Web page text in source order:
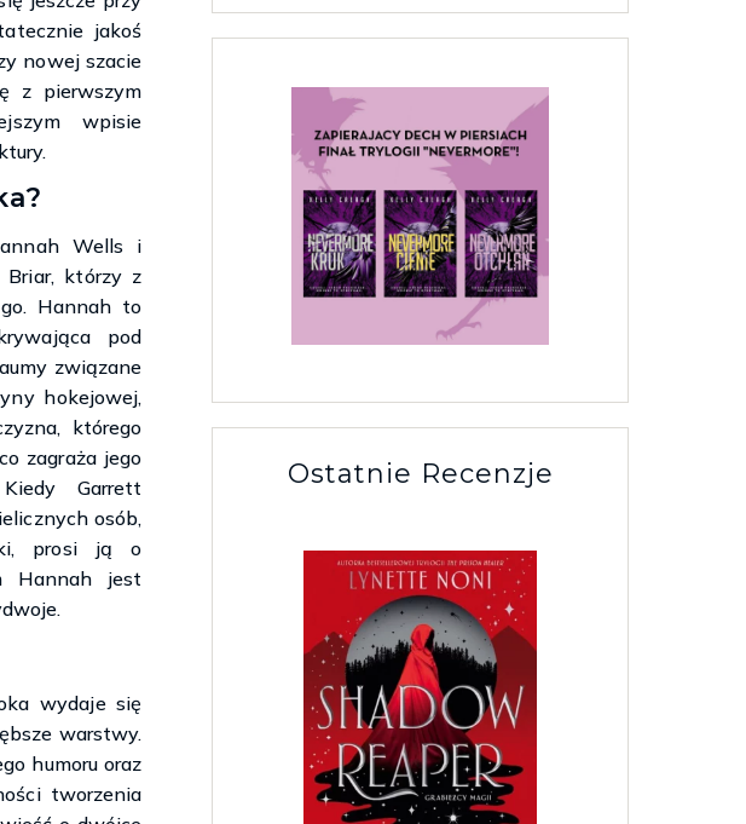
jakoś
nowej szacie
z pierwszym
wpisie
Wells i
Briar, którzy z
Hannah to
pod
związane
hokejowej,
którego
zagraża jego
Garrett
osób,
prosi ją o
Hannah jest
wydaje się
warstwy.
humoru oraz
tworzenia
Ostatnie Recenzje